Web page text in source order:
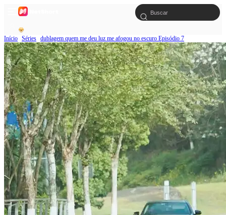
Início Séries dublagem quem me deu luz me afogou no escuro Episódio 7